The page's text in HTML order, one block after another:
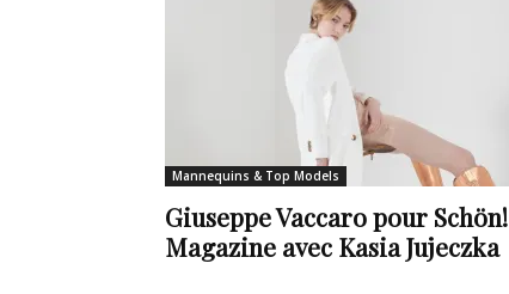
style
de
Mannequins & Top Models
Giuseppe Vaccaro pour Schön!
Magazine avec Kasia Jujeczka